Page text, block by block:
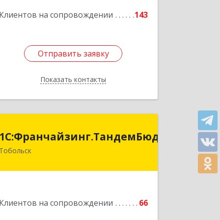
Клиентов на сопровождении 143
Отправить заявку
Показать контакты
Подробнее
Отправить заявку
Назад
1С:Франчайзинг.ТандемБюджет
Тобольск
Клиентов на сопровождении 66